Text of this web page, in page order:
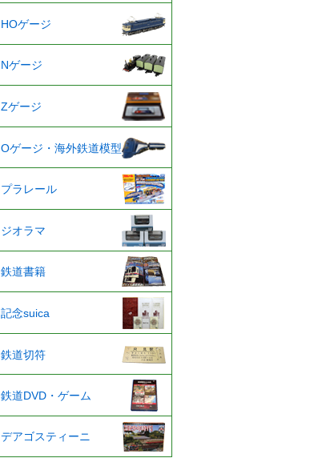
HOゲージ
Nゲージ
Zゲージ
Oゲージ・海外鉄道模型
プラレール
ジオラマ
鉄道書籍
記念suica
鉄道切符
鉄道DVD・ゲーム
デアゴスティーニ